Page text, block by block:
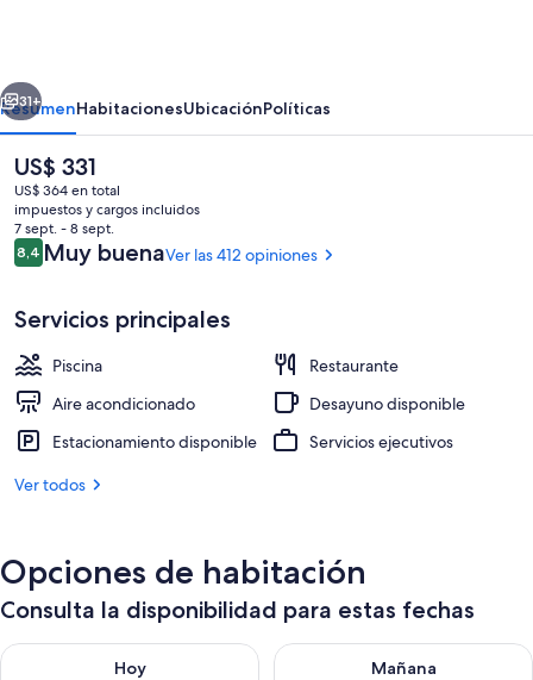
Aguas termales
Siguiente
31+
ResumenHabitacionesUbicaciónPolíticas
El
precio
actual
es
de
US$ 331
US$ 331
US$ 364 en total
impuestos y cargos incluidos
7 sept. - 8 sept.
Opiniones
8,48,4 de 10
Muy buenaVer las 412 opiniones
Servicios principales
Piscina
Restaurante
Aire acondicionado
Desayuno disponible
Estacionamiento disponible
Servicios ejecutivos
Ver todos
Opciones de habitación
Consulta la disponibilidad para estas fechas
Hoy
Consulta la disponibilidad para hoy ago 7 - ago 8
Mañana
Consulta la disponibilidad